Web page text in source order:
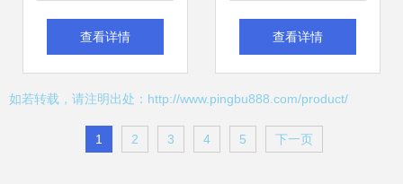
本 上海专业淘宝拍
材拍出吸睛佳作
查看详情
让你与众不同的摄
查看详情
如若转载，请注明出处：http://www.pingbu888.com/product/
1 2 3 4 5 下一页